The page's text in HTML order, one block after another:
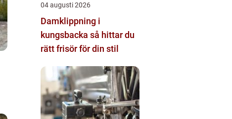
04 augusti 2026
Damklippning i
kungsbacka så hittar du
rätt frisör för din stil